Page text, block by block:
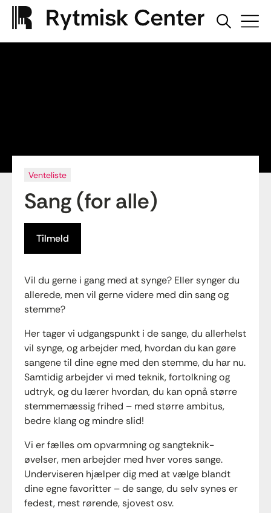
Venteliste
Sang (for alle)
Tilmeld
Vil du gerne i gang med at synge? Eller synger du
allerede, men vil gerne videre med din sang og
stemme?
Her tager vi udgangspunkt i de sange, du allerhelst
vil synge, og arbejder med, hvordan du kan gøre
sangene til dine egne med den stemme, du har nu.
Samtidig arbejder vi med teknik, fortolkning og
udtryk, og du lærer hvordan, du kan opnå større
stemmemæssig frihed – med større ambitus,
bedre klang og mindre slid!
Vi er fælles om opvarmning og sangteknik-
øvelser, men arbejder med hver vores sange.
Underviseren hjælper dig med at vælge blandt
dine egne favoritter – de sange, du selv synes er
fedest, mest rørende, sjovest osv.